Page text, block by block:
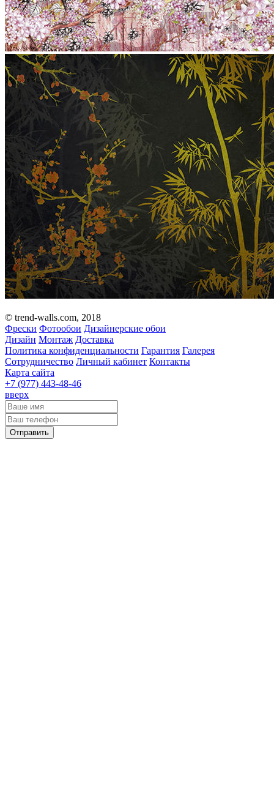
© trend-walls.com, 2018
Фрески Фотообои Дизайнерские обои
Дизайн Монтаж Доставка
Политика конфиденциальности Гарантия Галерея
Сотрудничество Личный кабинет Контакты
Карта сайта
+7 (977) 443-48-46
вверх